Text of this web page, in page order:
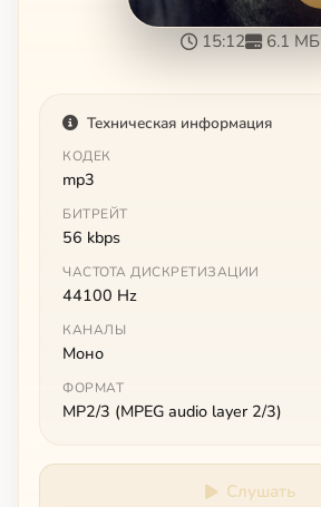
15:12 6.1 МБ
Техническая информация
КОДЕК
mp3
БИТРЕЙТ
56 kbps
ЧАСТОТА ДИСКРЕТИЗАЦИИ
44100 Hz
КАНАЛЫ
Моно
ФОРМАТ
MP2/3 (MPEG audio layer 2/3)
Слушать